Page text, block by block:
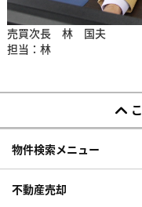
売買次長 林 国夫
担当：林
物件検索メニュー
不動産売却